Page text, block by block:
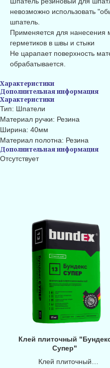
невозможно использовать
шпатель.
Применяется для нанесения
герметиков в швы и стыки
Не царапает поверхность
обрабатывается.
Характеристики
Дополнительная информация
Характеристики
Тип: Шпатели
Материал ручки: Резина
Ширина: 40мм
Материал полотна: Резина
Дополнительная информация
Отсутствует
Клей плиточный
Супер"
Клей плиточный